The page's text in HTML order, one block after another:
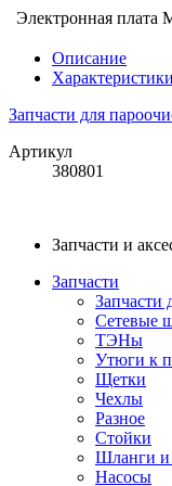
Электронная плата
Описание
Характеристики
Запчасти для
Артикул
380801
Запчасти и
Запчасти
Запчасти
Сетевые
ТЭНы
Утюги к
Щетки
Чехлы
Разное
Стойки
Шланги
Насосы